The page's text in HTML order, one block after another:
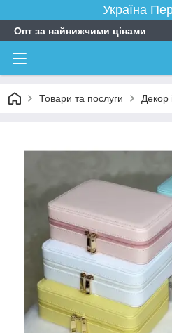
Україна
Опт за найнижчими цінами
Товари та послуги Декор